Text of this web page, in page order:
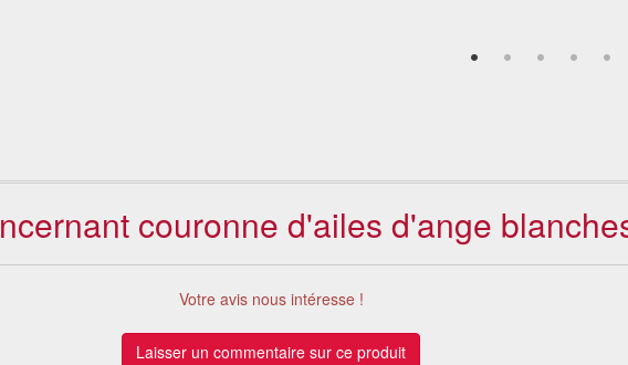
couronne d'ailes d'ange
Votre avis nous intéresse !
Laisser un commentaire sur ce produit